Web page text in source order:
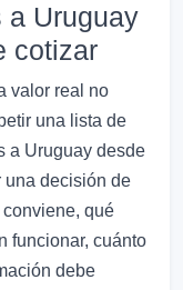
a Uruguay
cotizar
valor real no
una lista de
a Uruguay desde
una decisión de
qué
funcionar, cuánto
debe